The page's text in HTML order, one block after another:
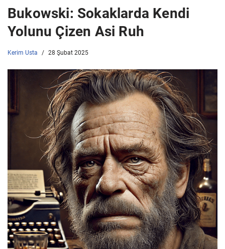
Bukowski: Sokaklarda Kendi
Yolunu Çizen Asi Ruh
Kerim Usta 28 Şubat 2025